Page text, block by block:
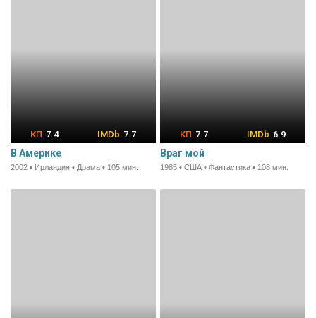
7.4 7.7
В Америке
2002 • Ирландия • Драма • 105 мин.
7.7 6.9
Враг мой
1985 • США • Фантастика • 108 мин.